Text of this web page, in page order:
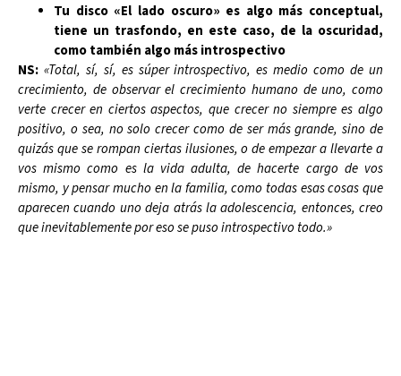
Tu disco «El lado oscuro» es algo más conceptual,
tiene un trasfondo, en este caso, de la oscuridad,
como también algo más introspectivo
NS: «Total, sí, sí, es súper introspectivo, es medio como de un
crecimiento, de observar el crecimiento humano de uno, como
verte crecer en ciertos aspectos, que crecer no siempre es algo
positivo, o sea, no solo crecer como de ser más grande, sino de
quizás que se rompan ciertas ilusiones, o de empezar a llevarte a
vos mismo como es la vida adulta, de hacerte cargo de vos
mismo, y pensar mucho en la familia, como todas esas cosas que
aparecen cuando uno deja atrás la adolescencia, entonces, creo
que inevitablemente por eso se puso introspectivo todo.»